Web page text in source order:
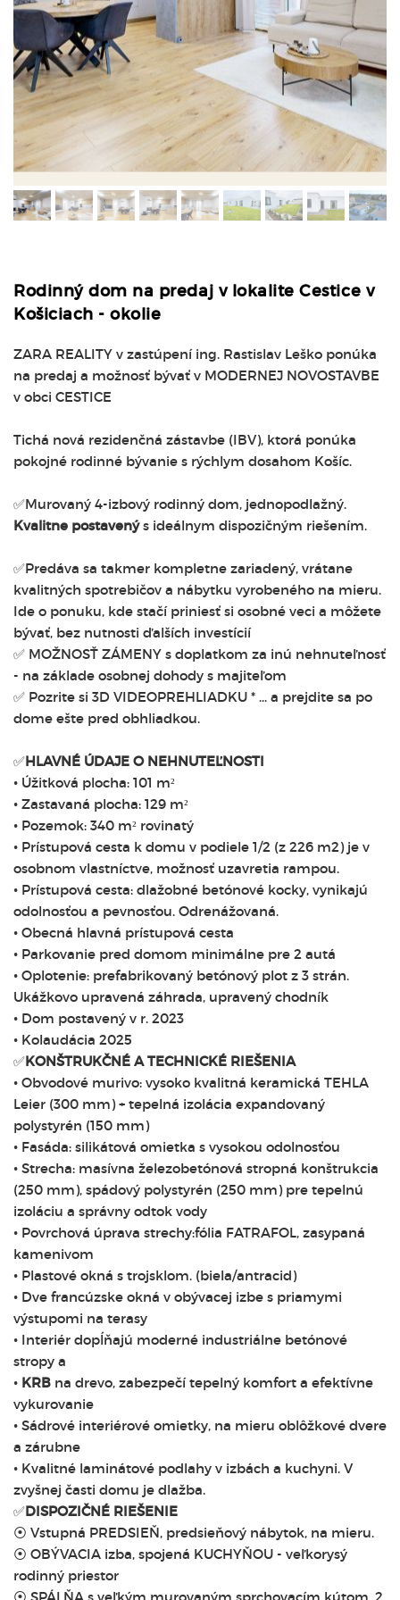
Rodinný dom na predaj v lokalite Cestice v
Košiciach - okolie
ZARA REALITY v zastúpení ing. Rastislav Leško ponúka
na predaj a možnosť bývať v MODERNEJ NOVOSTAVBE
v obci CESTICE
Tichá nová rezidenčná zástavbe (IBV), ktorá ponúka
pokojné rodinné bývanie s rýchlym dosahom Košíc.
✅Murovaný 4-izbový rodinný dom, jednopodlažný.
Kvalitne postavenýs ideálnym dispozičným riešením.
✅Predáva sa takmer kompletne zariadený, vrátane
kvalitných spotrebičov a nábytku vyrobeného na mieru.
Ide o ponuku, kde stačí priniesť si osobné veci a môžete
bývať, bez nutnosti ďalších investícií
✅ MOŽNOSŤ ZÁMENY s doplatkom za inú nehnuteľnosť
- na základe osobnej dohody s majiteľom
✅ Pozrite si 3D VIDEOPREHLIADKU * ... a prejdite sa po
dome ešte pred obhliadkou.
✅HLAVNÉ ÚDAJE O NEHNUTEĽNOSTI
• Úžitková plocha: 101 m²
• Zastavaná plocha: 129 m²
• Pozemok: 340 m² rovinatý
• Prístupová cesta k domu v podiele 1/2 (z 226 m2) je v
osobnom vlastníctve, možnosť uzavretia rampou.
• Prístupová cesta: dlažobné betónové kocky, vynikajú
odolnosťou a pevnosťou. Odrenážovaná.
• Obecná hlavná prístupová cesta
• Parkovanie pred domom minimálne pre 2 autá
• Oplotenie: prefabrikovaný betónový plot z 3 strán.
Ukážkovo upravená záhrada, upravený chodník
• Dom postavený v r. 2023
• Kolaudácia 2025
✅KONŠTRUKČNÉ A TECHNICKÉ RIEŠENIA
• Obvodové murivo: vysoko kvalitná keramická TEHLA
Leier (300 mm) + tepelná izolácia expandovaný
polystyrén (150 mm)
• Fasáda: silikátová omietka s vysokou odolnosťou
• Strecha: masívna železobetónová stropná konštrukcia
(250 mm), spádový polystyrén (250 mm) pre tepelnú
izoláciu a správny odtok vody
• Povrchová úprava strechy:fólia FATRAFOL, zasypaná
kamenivom
• Plastové okná s trojsklom. (biela/antracid)
• Dve francúzske okná v obývacej izbe s priamymi
výstupomi na terasy
• Interiér dopĺňajú moderné industriálne betónové
stropy a
• KRB na drevo, zabezpečí tepelný komfort a efektívne
vykurovanie
• Sádrové interiérové omietky, na mieru oblôžkové dvere
a zárubne
• Kvalitné laminátové podlahy v izbách a kuchyni. V
zvyšnej časti domu je dlažba.
✅DISPOZIČNÉ RIEŠENIE
⦿ Vstupná PREDSIEŇ, predsieňový nábytok, na mieru.
⦿ OBÝVACIA izba, spojená KUCHYŇOU - veľkorysý
rodinný priestor